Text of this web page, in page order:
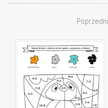
Poprzedni